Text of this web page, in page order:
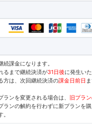
続課金になります。
るまで継続決済が31日後に発生いた
方は、次回継続決済の課金日前日
ランを変更される場合は、
旧プラ
ランの解約を行わずに新プランを購